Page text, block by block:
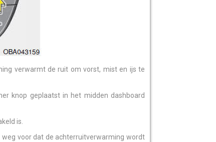
verwarmt de ruit om vorst, mist en ijs te
knop geplaatst in het midden dashboard
is.
voor dat de achterruitverwarming wordt